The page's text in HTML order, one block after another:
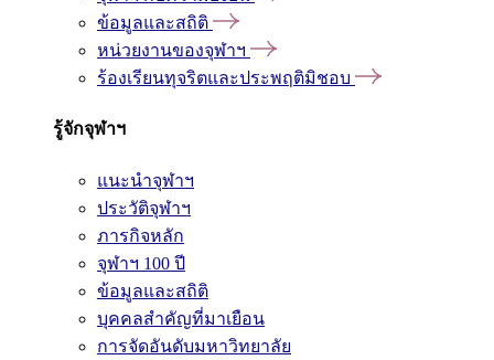
ข้อมูลและสถิติ
หน่วยงานของจุฬาฯ
ร้องเรียนทุจริตและประพฤติมิชอบ
รู้จักจุฬาฯ
แนะนำจุฬาฯ
ประวัติจุฬาฯ
ภารกิจหลัก
จุฬาฯ 100 ปี
ข้อมูลและสถิติ
บุคคลสำคัญที่มาเยือน
การจัดอันดับมหาวิทยาลัย